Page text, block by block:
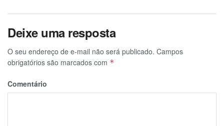
Deixe uma resposta
O seu endereço de e-mail não será publicado. Campos
obrigatórios são marcados com *
Comentário